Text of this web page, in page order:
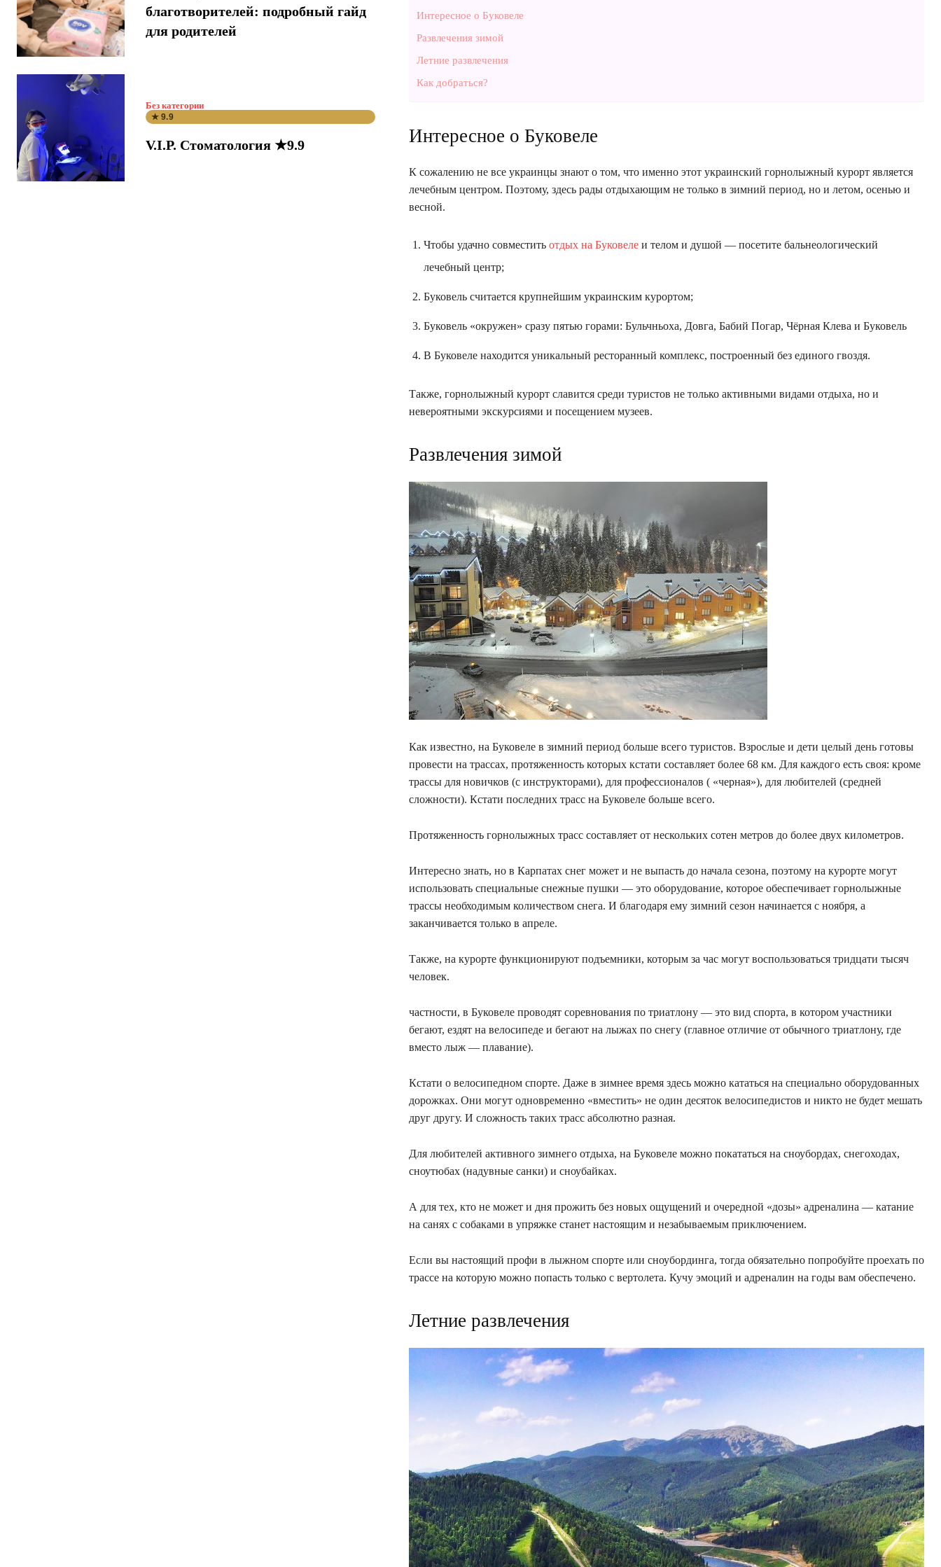
благотворителей: подробный гайд
для родителей
Без категории
★ 9.9
V.I.P. Стоматология ★9.9
Интересное о Буковеле
Развлечения зимой
Летние развлечения
Как добраться?
Интересное о Буковеле
К сожалению не все украинцы знают о том, что именно этот украинский горнолыжный курорт является
лечебным центром. Поэтому, здесь рады отдыхающим не только в зимний период, но и летом, осенью и
весной.
Чтобы удачно совместить отдых на Буковеле и телом и душой — посетите бальнеологический
лечебный центр;
Буковель считается крупнейшим украинским курортом;
Буковель «окружен» сразу пятью горами: Бульчньоха, Довга, Бабий Погар, Чёрная Клева и Буковель
В Буковеле находится уникальный ресторанный комплекс, построенный без единого гвоздя.
Также, горнолыжный курорт славится среди туристов не только активными видами отдыха, но и
невероятными экскурсиями и посещением музеев.
Развлечения зимой
Как известно, на Буковеле в зимний период больше всего туристов. Взрослые и дети целый день готовы
провести на трассах, протяженность которых кстати составляет более 68 км. Для каждого есть своя: кроме
трассы для новичков (с инструкторами), для профессионалов ( «черная»), для любителей (средней
сложности). Кстати последних трасс на Буковеле больше всего.
Протяженность горнолыжных трасс составляет от нескольких сотен метров до более двух километров.
Интересно знать, но в Карпатах снег может и не выпасть до начала сезона, поэтому на курорте могут
использовать специальные снежные пушки — это оборудование, которое обеспечивает горнолыжные
трассы необходимым количеством снега. И благодаря ему зимний сезон начинается с ноября, а
заканчивается только в апреле.
Также, на курорте функционируют подъемники, которым за час могут воспользоваться тридцати тысяч
человек.
частности, в Буковеле проводят соревнования по триатлону — это вид спорта, в котором участники
бегают, ездят на велосипеде и бегают на лыжах по снегу (главное отличие от обычного триатлону, где
вместо лыж — плавание).
Кстати о велосипедном спорте. Даже в зимнее время здесь можно кататься на специально оборудованных
дорожках. Они могут одновременно «вместить» не один десяток велосипедистов и никто не будет мешать
друг другу. И сложность таких трасс абсолютно разная.
Для любителей активного зимнего отдыха, на Буковеле можно покататься на сноубордах, снегоходах,
сноутюбах (надувные санки) и сноубайках.
А для тех, кто не может и дня прожить без новых ощущений и очередной «дозы» адреналина — катание
на санях с собаками в упряжке станет настоящим и незабываемым приключением.
Если вы настоящий профи в лыжном спорте или сноубординга, тогда обязательно попробуйте проехать по
трассе на которую можно попасть только с вертолета. Кучу эмоций и адреналин на годы вам обеспечено.
Летние развлечения